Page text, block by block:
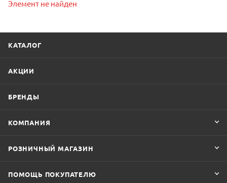
Элемент не найден
КАТАЛОГ
АКЦИИ
БРЕНДЫ
КОМПАНИЯ
РОЗНИЧНЫЙ МАГАЗИН
ПОМОЩЬ ПОКУПАТЕЛЮ